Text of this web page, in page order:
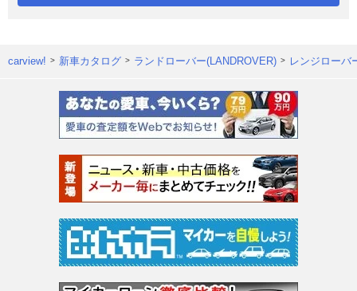
carview! 新車カタログ ランドローバー(LANDROVER) レンジローバ